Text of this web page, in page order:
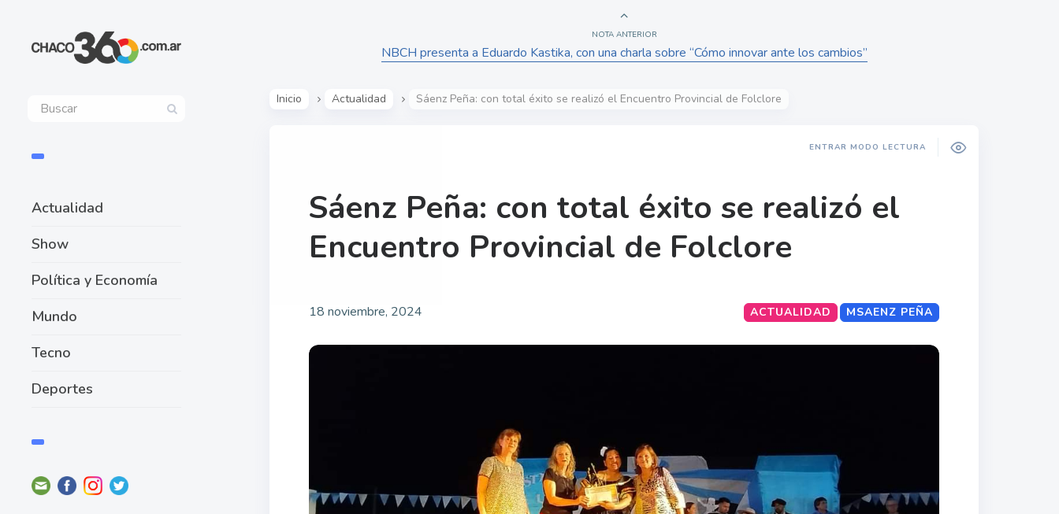
Actualidad
Show
Política y Economía
Mundo
Tecno
Deportes
NOTA ANTERIOR
NBCH presenta a Eduardo Kastika, con una charla sobre “Cómo innovar ante los cambios”
Inicio Actualidad Sáenz Peña: con total éxito se realizó el Encuentro Provincial de Folclore
ENTRAR MODO LECTURA
Sáenz Peña: con total éxito se realizó el
Encuentro Provincial de Folclore
18 noviembre, 2024 MSAENZ PEÑA
ACTUALIDAD